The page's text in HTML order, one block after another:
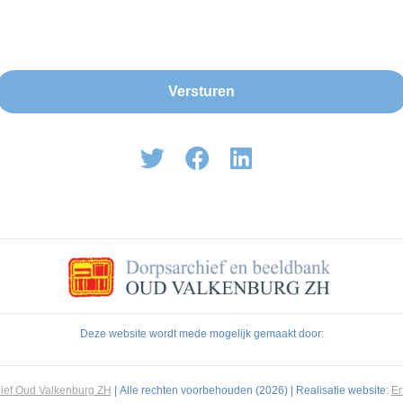
Deze website wordt mede mogelijk gemaakt door:
Oud Valkenburg ZH | Alle rechten voorbehouden (2026) | Realisatie website: